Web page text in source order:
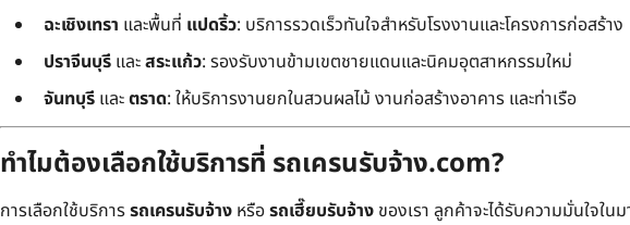
ฉะเชิงเทรา และพื้นที่ แปดริ้ว: บริการรวดเร็วทันใจสำหรับโรงงานและโครงการก่อสร้าง
ปราจีนบุรี และสระแก้ว: รองรับงานข้ามเขตชายแดนและนิคมอุตสาหกรรมใหม่
จันทบุรี และตราด: ให้บริการงานยกในสวนผลไม้ งานก่อสร้างอาคาร และท่าเรือ
ทำไมต้องเลือกใช้บริการที่ รถเครนรับจ้าง.com?
การเลือกใช้บริการรถเครนรับจ้าง หรือรถเฮี๊ยบรับจ้าง ของเรา ลูกค้าจะได้รับความมั่นใจใน